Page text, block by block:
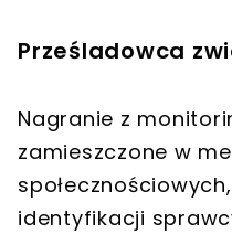
Prześladowca
Nagranie z
zamieszczone w
identyfikacji